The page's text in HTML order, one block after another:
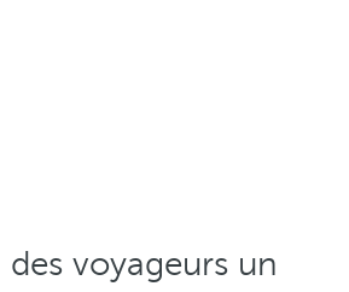
voyageurs un